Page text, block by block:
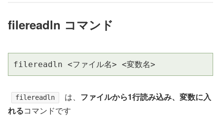
filereadln コマンド
filereadln <ファイル名> <変数名>
filereadln は、 ファイルから1行読み込み、変数に入
れるコマンドです